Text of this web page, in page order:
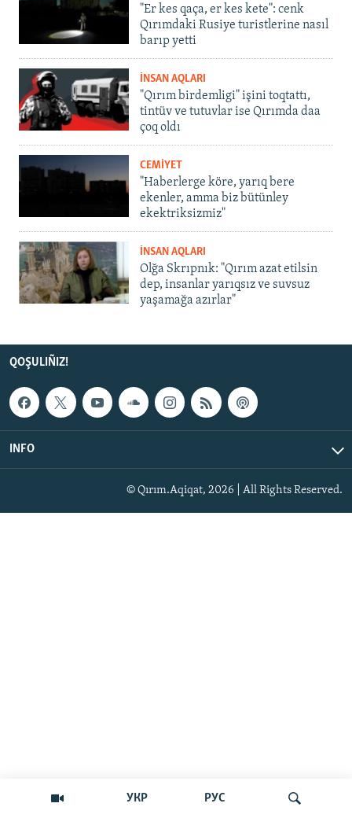
УКР РУС
"Er kes qaça, er kes kete": cenk
Qırımdaki Rusiye turistlerine nasıl
barıp yetti
İNSAN AQLARI
"Qırım birdemligi" işini toqtattı,
tintüv ve tutuvlar ise Qırımda daa
çoq oldı
CEMİYET
"Haberlerge köre, yarıq bere
ekenler, amma biz bütünley
ekektriksizmiz"
İNSAN AQLARI
Olğa Skrıpnık: "Qırım azat etilsin
dep, insanlar yarıqsız ve suvsuz
yaşamağa azırlar"
QOŞULIÑIZ!
INFO
© Qırım.Aqiqat, 2026 | All Rights Reserved.